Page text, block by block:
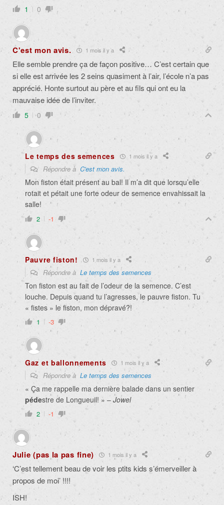
1 0
C'est mon avis. 1 mois il y a
Elle semble prendre ça de façon positive… C’est certain que
si elle est arrivée les 2 seins quasiment à l’air, l’école n’a pas
apprécié. Honte surtout au père et au fils qui ont eu la
mauvaise idée de l’inviter.
5 0
Le temps des semences 1 mois il y a
Répondre à C'est mon avis.
Mon fiston était présent au bal! Il m’a dit que lorsqu’elle
rotait et pétait une forte odeur de semence envahissait la
salle!
2 -1
Pauvre fiston! 1 mois il y a
Répondre à Le temps des semences
Ton fiston est au fait de l’odeur de la semence. C’est
louche. Depuis quand tu l’agresses, le pauvre fiston. Tu
« fistes » le fiston, mon dépravé?!
1 -3
Gaz et ballonnements 1 mois il y a
Répondre à Le temps des semences
« Ça me rappelle ma dernière balade dans un sentier
pédestre de Longueuil! » – Jowel
2 -1
Julie (pas la pas fine) 1 mois il y a
‘C’est tellement beau de voir les ptits kids s’émerveiller à
propos de moi’ !!!!
ISH!